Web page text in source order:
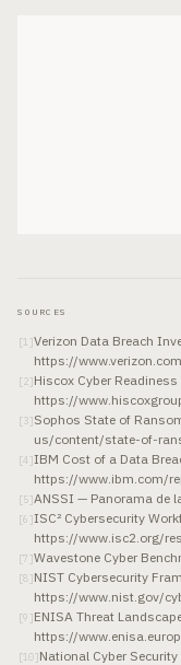
SOURCES
[1 ]Verizon Data Breach
https://
[2]Hiscox Cyber
https://
[ 3]Sophos State of
us/content/state-of-
[4 ]IBM Cost of a Data
https://www.ibm.com/
[5]ANSSI — Panorama de
[6 ]ISC² Cybersecurity
https://www.isc2.org/
[7 ]Wavestone Cyber
[8]NIST Cybersecurity
https://www.nist.gov/
[9 ]ENISA Threat
https://
[10]National Cyber